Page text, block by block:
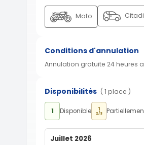
Moto
Conditions d'annulation
Annulation gratuite 24 heures
Disponibilités ( 1 place )
1 Disponible 1
2/3
Juillet 2026